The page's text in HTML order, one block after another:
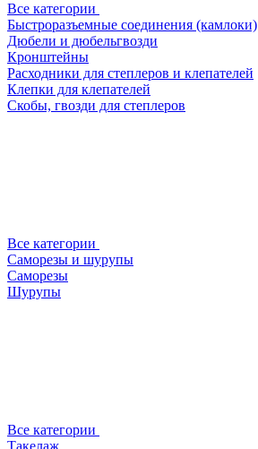
Все категории
Быстроразъемные соединения (камлоки)
Дюбели и дюбельгвозди
Кронштейны
Расходники для степлеров и клепателей
Клепки для клепателей
Скобы, гвозди для степлеров
Все категории
Саморезы и шурупы
Саморезы
Шурупы
Все категории
Такелаж